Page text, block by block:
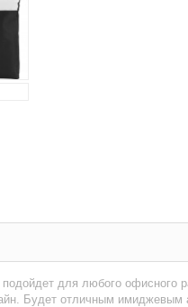
для любого офисного
Будет отличным имиджевым